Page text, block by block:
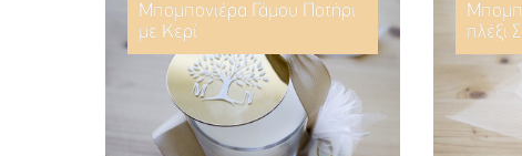
Μπομπονιέρα Γάμου Ποτήρι
με Κερί
πλέξι